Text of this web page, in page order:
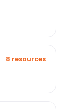
8 resources